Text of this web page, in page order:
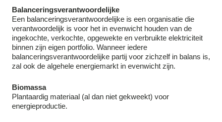
Balanceringsverantwoordelijke
Een balanceringsverantwoordelijke is een organisatie die
verantwoordelijk is voor het in evenwicht houden van de
ingekochte, verkochte, opgewekte en verbruikte elektriciteit
binnen zijn eigen portfolio. Wanneer iedere
balanceringsverantwoordelijke partij voor zichzelf in balans is,
zal ook de algehele energiemarkt in evenwicht zijn.
Biomassa
Plantaardig materiaal (al dan niet gekweekt) voor
energieproductie.